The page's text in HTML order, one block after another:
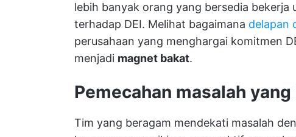
lebih banyak orang yang bersedia
terhadap DEI. Melihat bagaimana delapan
perusahaan yang menghargai komitmen
menjadi magnet bakat.
Pemecahan masalah
Tim yang beragam mendekati masalah